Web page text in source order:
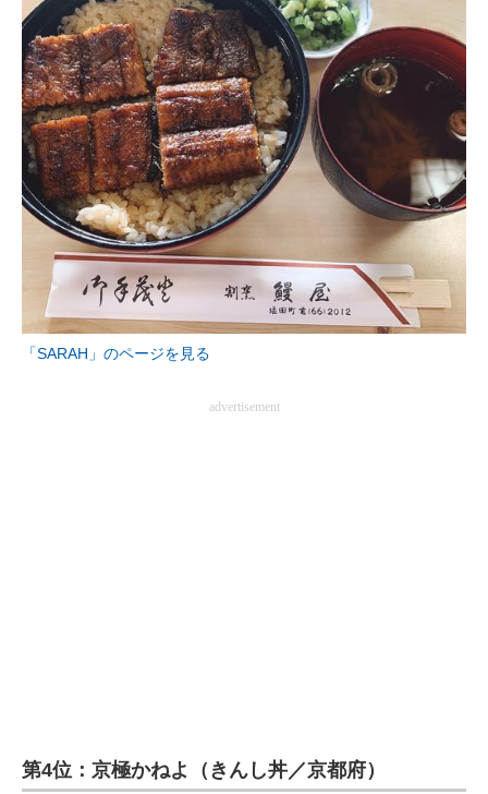
「SARAH」のページを見る
advertisement
第4位：京極かねよ（きんし丼／京都府）